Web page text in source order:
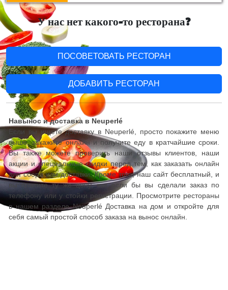
У нас нет какого-то ресторана?
ПОСОВЕТОВАТЬ РЕСТОРАН
ДОБАВИТЬ РЕСТОРАН
Навынос и доставка в Neuperlé
Если вы ищете доставку в Neuperlé, просто покажите меню
выше, закажите онлайн и получите еду в кратчайшие сроки.
Вы также можете проверить наши отзывы клиентов, наши
акции и специальные скидки перед тем, как заказать онлайн
для сбора или доставки. Кроме того, наш сайт бесплатный, и
вы платите ту же цену, как если бы вы сделали заказ по
телефону или у стойки регистрации. Просмотрите рестораны
в нашем разделе Neuperlé Доставка на дом и откройте для
себя самый простой способ заказа на вынос онлайн.